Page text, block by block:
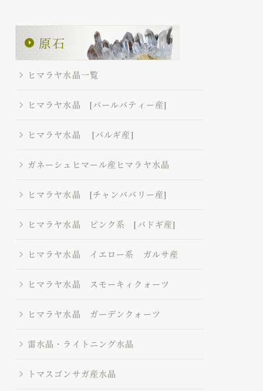
ヒマラヤ水晶一覧
ヒマラヤ水晶 [パールバティー産]
ヒマラヤ水晶 [パルギ産]
ガネーシュヒマール産ヒマラヤ水晶
ヒマラヤ水晶 [チャンババリー産]
ヒマラヤ水晶 ピンク系 [バドギ産]
ヒマラヤ水晶 イエロー系 ガルサ産
ヒマラヤ水晶 スモーキィクォーツ
ヒマラヤ水晶 ガーデンクォーツ
雷水晶・ライトニング水晶
トマスゴンサガ産水晶